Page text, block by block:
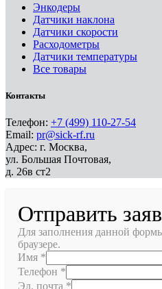
Энкодеры
Датчики наклона
Датчики скорости
Расходометры
Датчики температуры
Все товары
Контакты
Телефон: +7 (499) 110-27-54
Email: pr@sick-rf.ru
Адрес: г. Москва,
ул. Большая Почтовая,
д. 26в ст2
Отправить
Для заполнения данной
браузере.
Имя *
Телефон *
Эл. почта *